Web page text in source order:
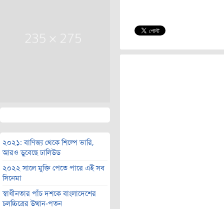
২০২১: বাণিজ্য থেকে শিল্পে ভারি,
আরও ডুবেছে ঢালিউড
২০২২ সালে মুক্তি পেতে পারে এই সব
সিনেমা
স্বাধীনতার পাঁচ দশকে বাংলাদেশের
চলচ্চিত্রের উত্থান-পতন